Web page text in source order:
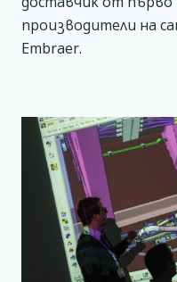
производители на
Embraer.